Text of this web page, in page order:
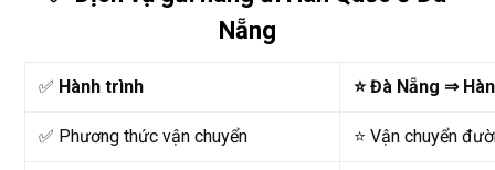
Nẵng
✅ Hành trình ⭐ Đà Nẵng ⇒
✅ Phương thức vận chuyển ⭐ Vận chuyển